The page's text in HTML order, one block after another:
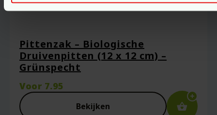
Pittenzak – Biologische
Druivenpitten (12 x 12 cm) –
Grünspecht
Voor 7.95
Bekijken